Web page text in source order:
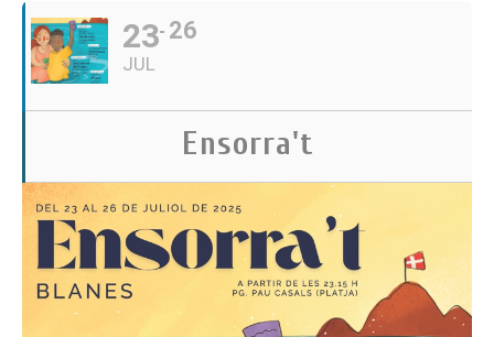
23
JUL
26
Ensorra't